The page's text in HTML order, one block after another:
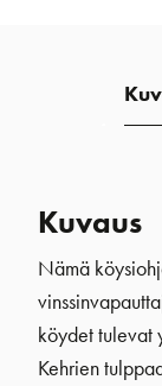
Kuvaus
Nämä
köydet tulevat
Kehrien